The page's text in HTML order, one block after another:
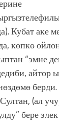
Кубат аке
көпкө
“эмне
айтор
(ал
бере